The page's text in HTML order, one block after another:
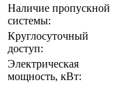
Наличие пропускной
системы:
Круглосуточный
доступ:
Электрическая
мощность, кВт: